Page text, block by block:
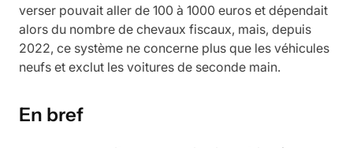
verser pouvait aller de 100 à 1000 euros et dépendait
alors du nombre de chevaux fiscaux, mais, depuis
2022, ce système ne concerne plus que les véhicules
neufs et exclut les voitures de seconde main.
En bref